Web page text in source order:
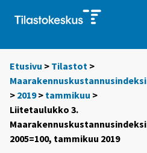
Etusivu > Tilastot >
Maarakennuskustannusindeksi
> 2019> tammikuu >
Liitetaulukko 3.
Maarakennuskustannusindeksi
2005=100, tammikuu 2019